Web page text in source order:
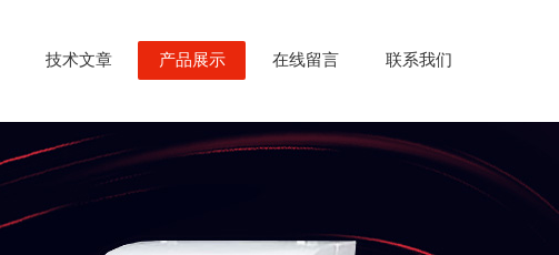
技术文章 产品展示 在线留言 联系我们